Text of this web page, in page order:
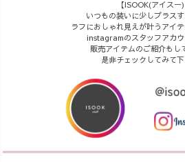
価格（税込）
【ISOOK(アイスー)
いつもの装いに少しプラスす
ラフにおしゃれ見えが叶うアイテ
instagramのスタッフアカウ
販売アイテムのご紹介もし
是非チェックしてみて